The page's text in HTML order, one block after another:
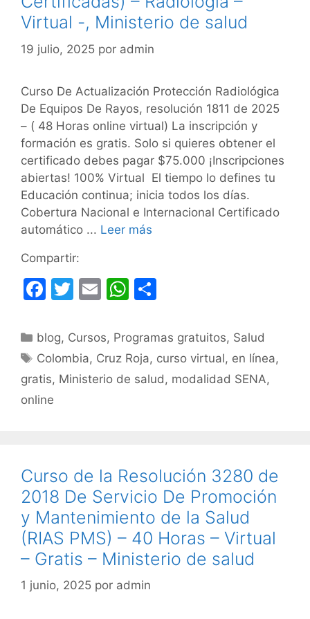
Virtual -, Ministerio de salud
19 julio, 2025 por admin
Curso De Actualización Protección Radiológica
De Equipos De Rayos, resolución 1811 de 2025
– ( 48 Horas online virtual) La inscripción y
formación es gratis. Solo si quieres obtener el
certificado debes pagar $75.000 ¡Inscripciones
abiertas! 100% Virtual El tiempo lo defines tu
Educación continua; inicia todos los días.
Cobertura Nacional e Internacional Certificado
automático ... Leer más
Compartir:
F
c
e
b
o
T
itt
er
E
ai
l
W
at
s
A
m
p
ar
Categorías
blog, Cursos, Programas gratuitos, Salud
Etiquetas
Colombia, Cruz Roja, curso virtual, en línea,
gratis, Ministerio de salud , modalidad SENA,
online
Curso de la Resolución 3280 de
2018 De Servicio De Promoción
y Mantenimiento de la Salud
(RIAS PMS) – 40 Horas – Virtual
– Gratis – Ministerio de salud
1 junio, 2025 por admin